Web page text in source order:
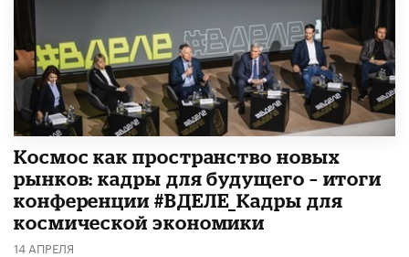
Космос как пространство новых
рынков: кадры для будущего – итоги
конференции #ВДЕЛЕ_Кадры для
космической экономики
14 АПРЕЛЯ